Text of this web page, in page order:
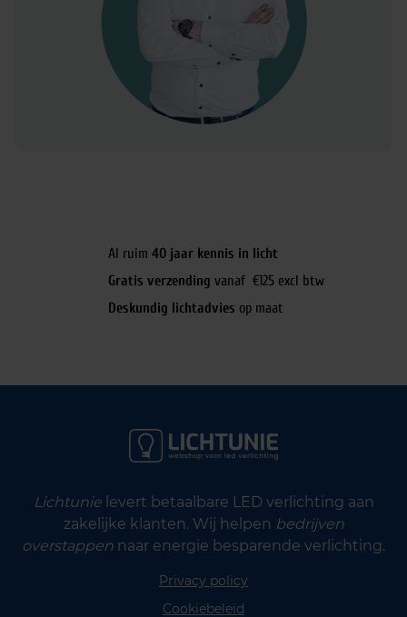
Al ruim 40 jaar kennis in licht
Gratis verzending vanaf €125 excl btw
Deskundig lichtadvies op maat
Lichtunielevert betaalbare LED verlichting aan
zakelijke klanten. Wij helpen bedrijven
overstappen naar energie besparende verlichting.
Privacy policy
Cookiebeleid